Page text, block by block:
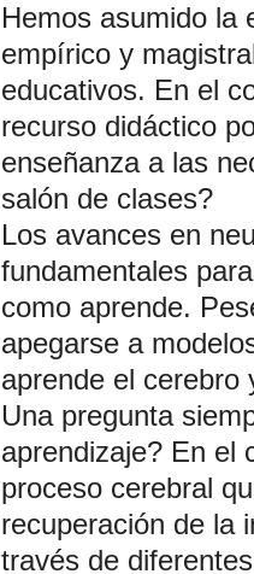
Hemos asumido la
empírico y
educativos. En el
recurso didáctico
enseñanza a las
salón de clases?
Los avances en
fundamentales
como aprende.
apegarse a
aprende el cerebro
Una pregunta
aprendizaje? En el
proceso cerebral
recuperación de la
través de